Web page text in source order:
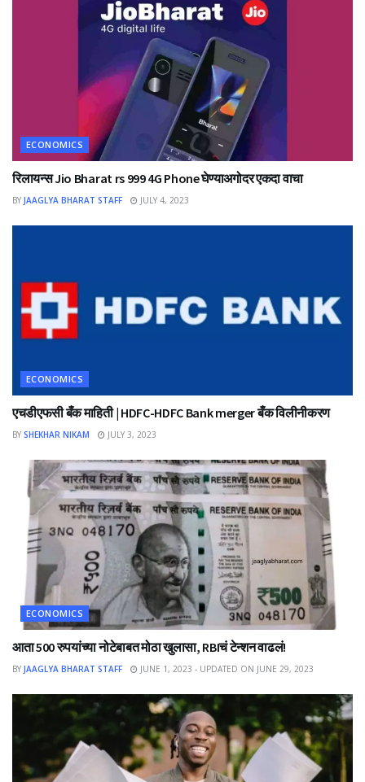
ECONOMICS
रिलायन्स Jio Bharat rs 999 4G Phone घेण्याअगोदर एकदा वाचा
BY JAAGLYA BHARAT STAFF JULY 4, 2023
ECONOMICS
एचडीएफसी बँक माहिती | HDFC-HDFC Bank merger बँक विलीनीकरण
BY SHEKHAR NIKAM JULY 3, 2023
ECONOMICS
आता 500 रुपयांच्या नोटेबाबत मोठा खुलासा, RBIचं टेन्शन वाढलं!
BY JAAGLYA BHARAT STAFF JUNE 1, 2023 - UPDATED ON JUNE 29, 2023